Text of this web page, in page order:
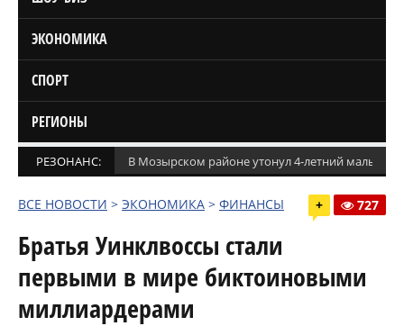
ЭКОНОМИКА
СПОРТ
РЕГИОНЫ
РЕЗОНАНС: В Мозырском районе утонул 4-летний мальчик
ВСЕ НОВОСТИ > ЭКОНОМИКА > ФИНАНСЫ + 727
Братья Уинклвоссы стали
первыми в мире биктоиновыми
миллиардерами